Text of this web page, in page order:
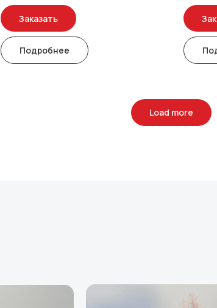
Заказать
Подробнее
Load more